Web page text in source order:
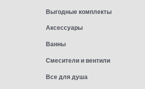
Выгодные комплекты
Аксессуары
Ванны
Смесители и вентили
Все для душа